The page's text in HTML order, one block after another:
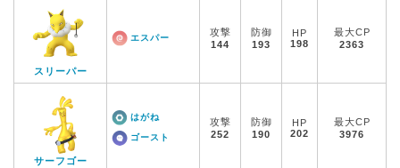
スリーパー
エスパー
攻撃
144
防御
193
HP
198
最大CP
2363
サーフゴー
はがね
ゴースト
攻撃
252
防御
190
HP
202
最大CP
3976